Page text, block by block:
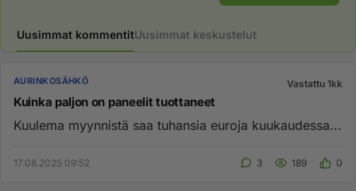
Uusimmat kommentitUusimmat keskustelut
AURINKOSÄHKÖ Vastattu 1kk
Kuinka paljon on paneelit tuottaneet
Kuulema myynnistä saa tuhansia euroja kuukaudessa...
17.08.2025 09:52 3 189 0